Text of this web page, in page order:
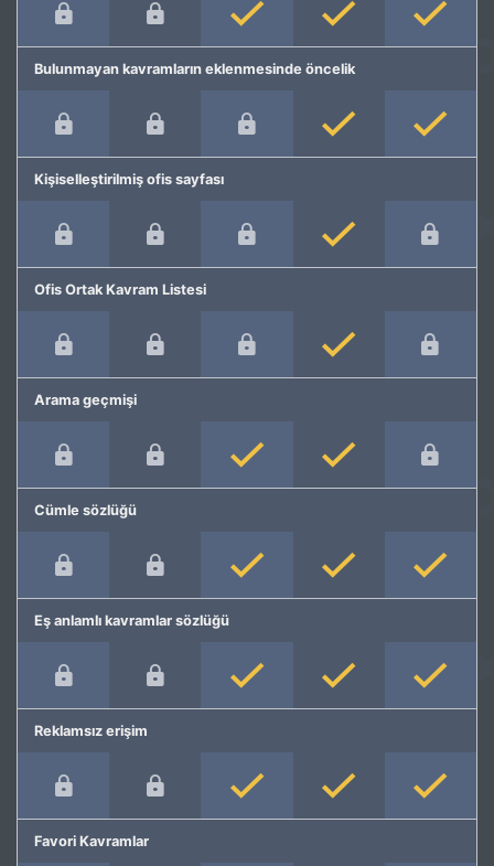
Bulunmayan kavramların eklenmesinde öncelik
Kişiselleştirilmiş ofis sayfası
Ofis Ortak Kavram Listesi
Arama geçmişi
Cümle sözlüğü
Eş anlamlı kavramlar sözlüğü
Reklamsız erişim
Favori Kavramlar